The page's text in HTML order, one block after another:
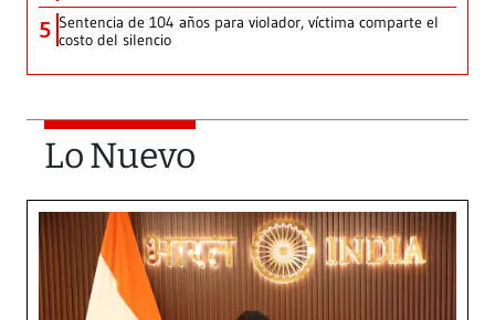
5 Sentencia de 104 años para violador, víctima comparte el
costo del silencio
Lo Nuevo